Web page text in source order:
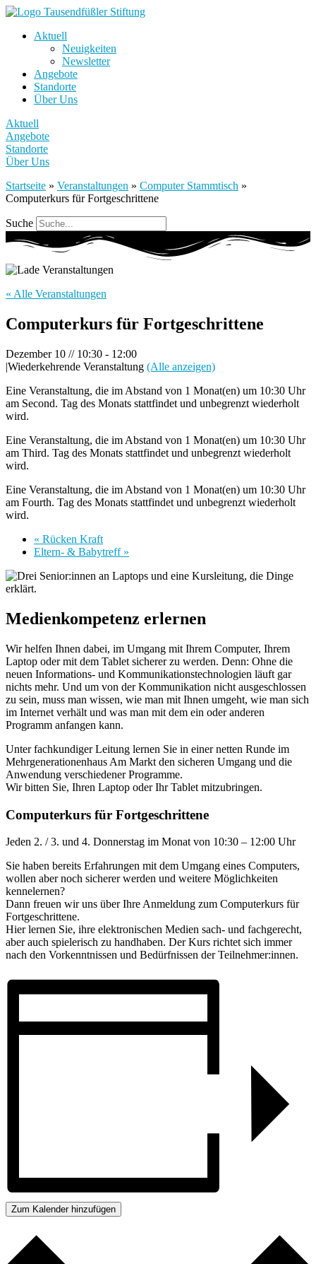
Aktuell
Neuigkeiten
Newsletter
Angebote
Standorte
Über Uns
Aktuell
Angebote
Standorte
Über Uns
Startseite » Veranstaltungen » Computer Stammtisch »
Computerkurs für Fortgeschrittene
Suche
« Alle Veranstaltungen
Computerkurs für Fortgeschrittene
Dezember 10 // 10:30 - 12:00
|Wiederkehrende Veranstaltung (Alle anzeigen)
Eine Veranstaltung, die im Abstand von 1 Monat(en) um 10:30 Uhr
am Second. Tag des Monats stattfindet und unbegrenzt wiederholt
wird.
Eine Veranstaltung, die im Abstand von 1 Monat(en) um 10:30 Uhr
am Third. Tag des Monats stattfindet und unbegrenzt wiederholt
wird.
Eine Veranstaltung, die im Abstand von 1 Monat(en) um 10:30 Uhr
am Fourth. Tag des Monats stattfindet und unbegrenzt wiederholt
wird.
« Rücken Kraft
Eltern- & Babytreff »
Medienkompetenz erlernen
Wir helfen Ihnen dabei, im Umgang mit Ihrem Computer, Ihrem
Laptop oder mit dem Tablet sicherer zu werden. Denn: Ohne die
neuen Informations- und Kommunikationstechnologien läuft gar
nichts mehr. Und um von der Kommunikation nicht ausgeschlossen
zu sein, muss man wissen, wie man mit Ihnen umgeht, wie man sich
im Internet verhält und was man mit dem ein oder anderen
Programm anfangen kann.
Unter fachkundiger Leitung lernen Sie in einer netten Runde im
Mehrgenerationenhaus Am Markt den sicheren Umgang und die
Anwendung verschiedener Programme.
Wir bitten Sie, Ihren Laptop oder Ihr Tablet mitzubringen.
Computerkurs für Fortgeschrittene
Jeden 2. / 3. und 4. Donnerstag im Monat von 10:30 – 12:00 Uhr
Sie haben bereits Erfahrungen mit dem Umgang eines Computers,
wollen aber noch sicherer werden und weitere Möglichkeiten
kennelernen?
Dann freuen wir uns über Ihre Anmeldung zum Computerkurs für
Fortgeschrittene.
Hier lernen Sie, ihre elektronischen Medien sach- und fachgerecht,
aber auch spielerisch zu handhaben. Der Kurs richtet sich immer
nach den Vorkenntnissen und Bedürfnissen der Teilnehmer:innen.
Zum Kalender hinzufügen